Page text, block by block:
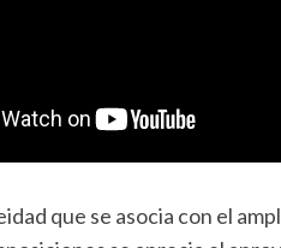
que se asocia con el